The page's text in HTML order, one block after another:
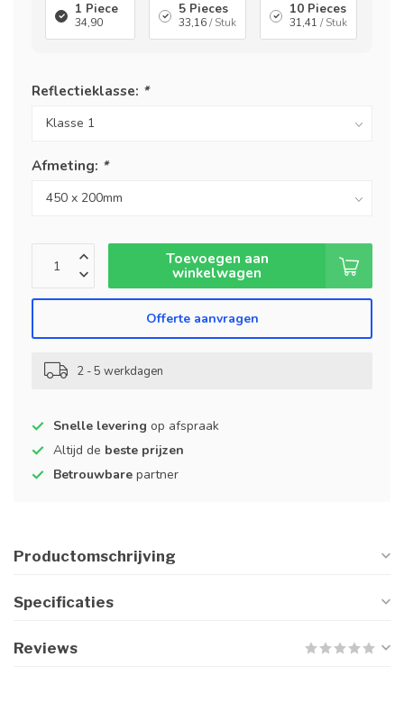
1 Piece
34,90
5 Pieces
33,16/ Stuk
10 Pieces
31,41 / Stuk
Reflectieklasse: *
Afmeting: *
Toevoegen aan
winkelwagen
Offerte aanvragen
2 - 5 werkdagen
Snelle levering op afspraak
Altijd de beste prijzen
Betrouwbare partner
Productomschrijving
Specificaties
Reviews